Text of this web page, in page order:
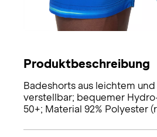
Produktbeschreibung
Badeshorts aus leichtem
verstellbar; bequemer
50+; Material 92% Polyester